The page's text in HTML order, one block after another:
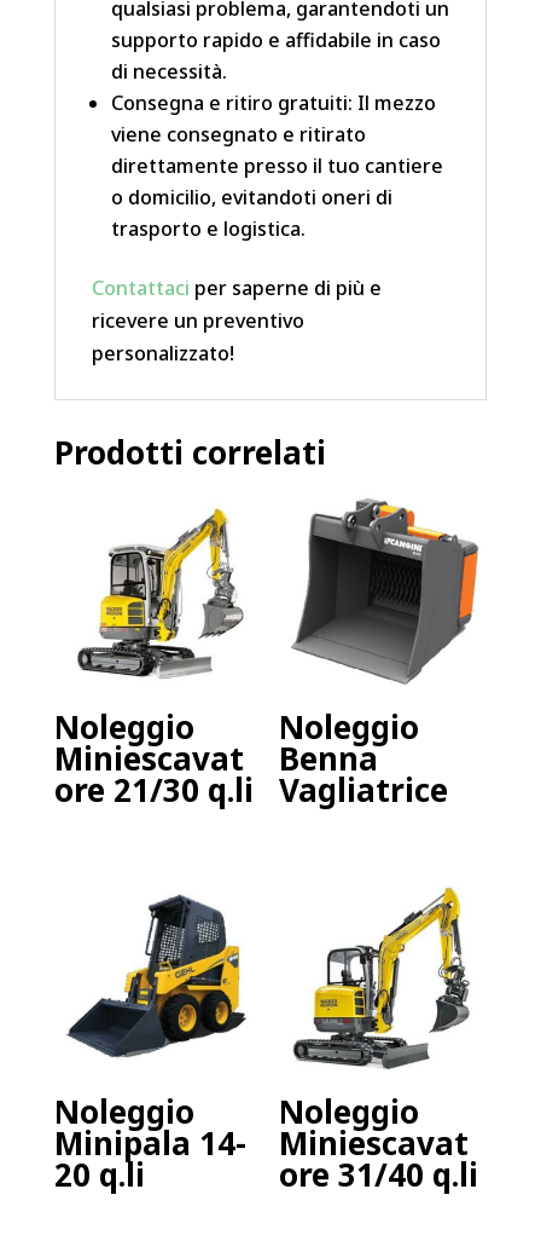
qualsiasi problema, garantendoti un
supporto rapido e affidabile in caso
di necessità.
Consegna e ritiro gratuiti: Il mezzo
viene consegnato e ritirato
direttamente presso il tuo cantiere
o domicilio, evitandoti oneri di
trasporto e logistica.
Contattaci per saperne di più e
ricevere un preventivo
personalizzato!
Prodotti correlati
Noleggio
Miniescavat
ore 21/30 q.li
Noleggio
Benna
Vagliatrice
Noleggio
Minipala 14-
20 q.li
Noleggio
Miniescavat
ore 31/40 q.li